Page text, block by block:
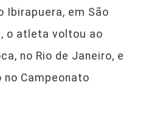
Ibirapuera, em São
o atleta voltou ao
no Rio de Janeiro, e
Campeonato